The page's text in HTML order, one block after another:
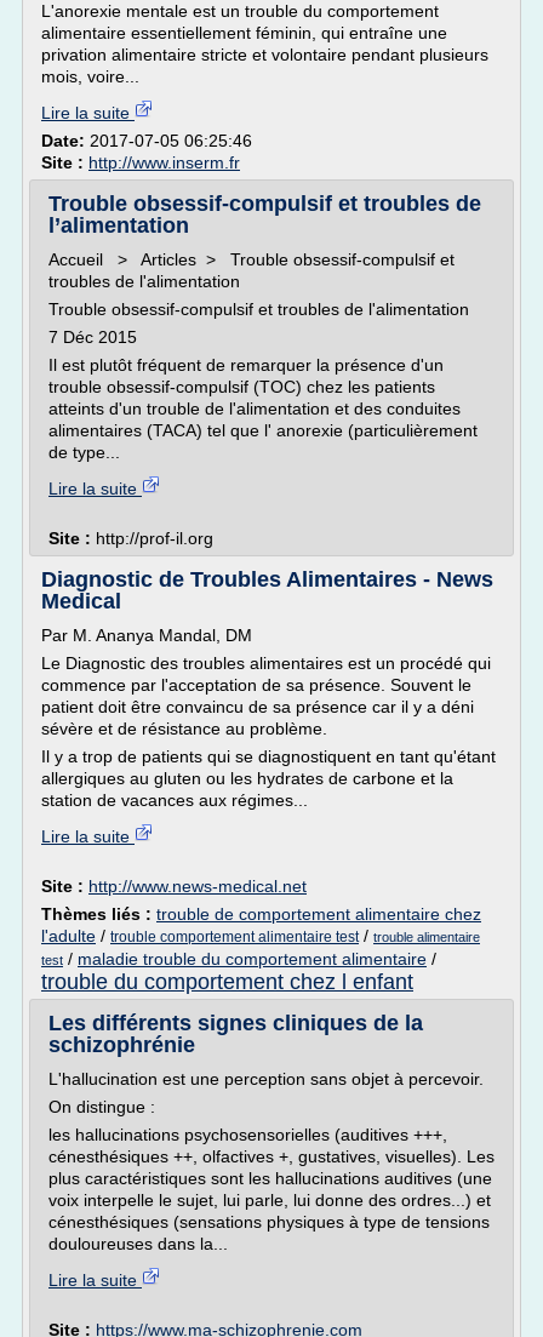
L'anorexie mentale est un trouble du comportement
alimentaire essentiellement féminin, qui entraîne une
privation alimentaire stricte et volontaire pendant plusieurs
mois, voire...
Lire la suite
Date: 2017-07-05 06:25:46
Site : http://www.inserm.fr
Trouble obsessif-compulsif et troubles de
l’alimentation
Accueil > Articles > Trouble obsessif-compulsif et
troubles de l'alimentation
Trouble obsessif-compulsif et troubles de l'alimentation
7 Déc 2015
Il est plutôt fréquent de remarquer la présence d'un
trouble obsessif-compulsif (TOC) chez les patients
atteints d'un trouble de l'alimentation et des conduites
alimentaires (TACA) tel que l' anorexie (particulièrement
de type...
Lire la suite
Site : http://prof-il.org
Diagnostic de Troubles Alimentaires - News
Medical
Par M. Ananya Mandal, DM
Le Diagnostic des troubles alimentaires est un procédé qui
commence par l'acceptation de sa présence. Souvent le
patient doit être convaincu de sa présence car il y a déni
sévère et de résistance au problème.
Il y a trop de patients qui se diagnostiquent en tant qu'étant
allergiques au gluten ou les hydrates de carbone et la
station de vacances aux régimes...
Lire la suite
Site : http://www.news-medical.net
Thèmes liés : trouble de comportement alimentaire chez
l'adulte / trouble comportement alimentaire test/ trouble alimentaire
test / maladie trouble du comportement alimentaire /
trouble du comportement chez l enfant
Les différents signes cliniques de la
schizophrénie
L'hallucination est une perception sans objet à percevoir.
On distingue :
les hallucinations psychosensorielles (auditives +++,
cénesthésiques ++, olfactives +, gustatives, visuelles). Les
plus caractéristiques sont les hallucinations auditives (une
voix interpelle le sujet, lui parle, lui donne des ordres...) et
cénesthésiques (sensations physiques à type de tensions
douloureuses dans la...
Lire la suite
Site : https://www.ma-schizophrenie.com